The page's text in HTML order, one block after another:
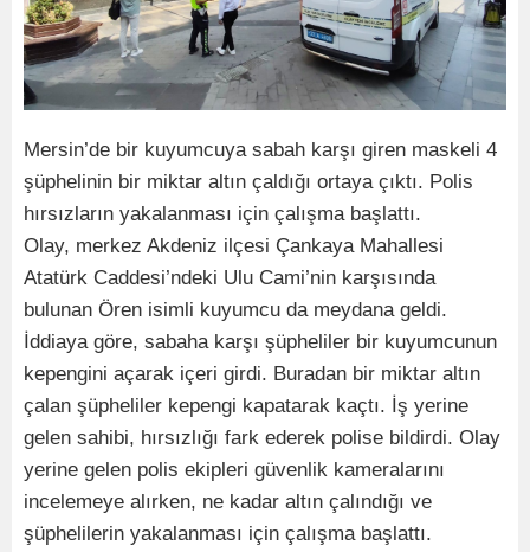
Mersin’de bir kuyumcuya sabah karşı giren maskeli 4
şüphelinin bir miktar altın çaldığı ortaya çıktı. Polis
hırsızların yakalanması için çalışma başlattı.
Olay, merkez Akdeniz ilçesi Çankaya Mahallesi
Atatürk Caddesi’ndeki Ulu Cami’nin karşısında
bulunan Ören isimli kuyumcu da meydana geldi.
İddiaya göre, sabaha karşı şüpheliler bir kuyumcunun
kepengini açarak içeri girdi. Buradan bir miktar altın
çalan şüpheliler kepengi kapatarak kaçtı. İş yerine
gelen sahibi, hırsızlığı fark ederek polise bildirdi. Olay
yerine gelen polis ekipleri güvenlik kameralarını
incelemeye alırken, ne kadar altın çalındığı ve
şüphelilerin yakalanması için çalışma başlattı.